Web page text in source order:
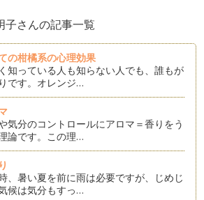
子さんの記事一覧
の柑橘系の心理効果
知っている人も知らない人でも、誰もが
です。オレンジ…
気分のコントロールにアロマ＝香りをう
論です。この理…
、暑い夏を前に雨は必要ですが、じめじ
候は気分もすっ…